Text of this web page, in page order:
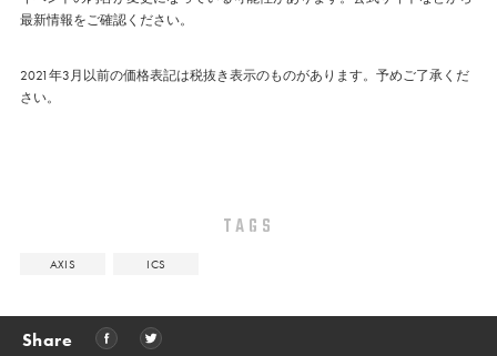
最新情報をご確認ください。
2021年3月以前の価格表記は税抜き表示のものがあります。予めご了承くだ
さい。
TAGS
AXIS ICS
Share